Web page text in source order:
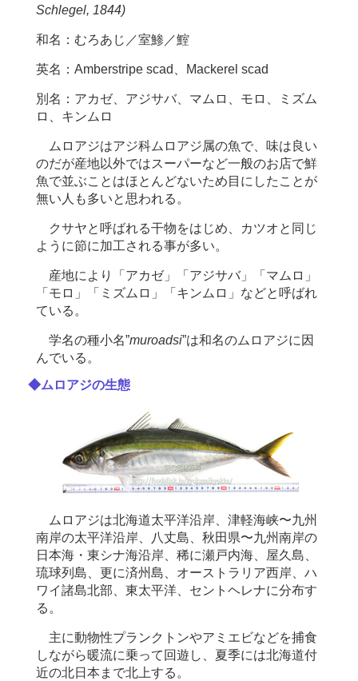
Schlegel, 1844)
和名：むろあじ／室鯵／鰘
英名：Amberstripe scad、Mackerel scad
別名：アカゼ、アジサバ、マムロ、モロ、ミズム
ロ、キンムロ
ムロアジはアジ科ムロアジ属の魚で、味は良い
のだが産地以外ではスーパーなど一般のお店で鮮
魚で並ぶことはほとんどないため目にしたことが
無い人も多いと思われる。
クサヤと呼ばれる干物をはじめ、カツオと同じ
ように節に加工される事が多い。
産地により「アカゼ」「アジサバ」「マムロ」
「モロ」「ミズムロ」「キンムロ」などと呼ばれ
ている。
学名の種小名”muroadsi”は和名のムロアジに因
んでいる。
◆ムロアジの生態
ムロアジは北海道太平洋沿岸、津軽海峡〜九州
南岸の太平洋沿岸、八丈島、秋田県〜九州南岸の
日本海・東シナ海沿岸、稀に瀬戸内海、屋久島、
琉球列島、更に済州島、オーストラリア西岸、ハ
ワイ諸島北部、東太平洋、セントヘレナに分布す
る。
主に動物性プランクトンやアミエビなどを捕食
しながら暖流に乗って回遊し、夏季には北海道付
近の北日本まで北上する。